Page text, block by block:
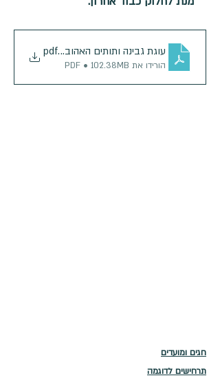
עוגת גבינה ותותים האהובה על עמירם
.pdf
הורידו את PDF • 102.38MB
חגים ומועדים
תרחישים לדוגמה